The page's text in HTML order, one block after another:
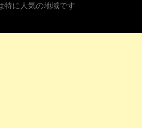
特に人気の地域です